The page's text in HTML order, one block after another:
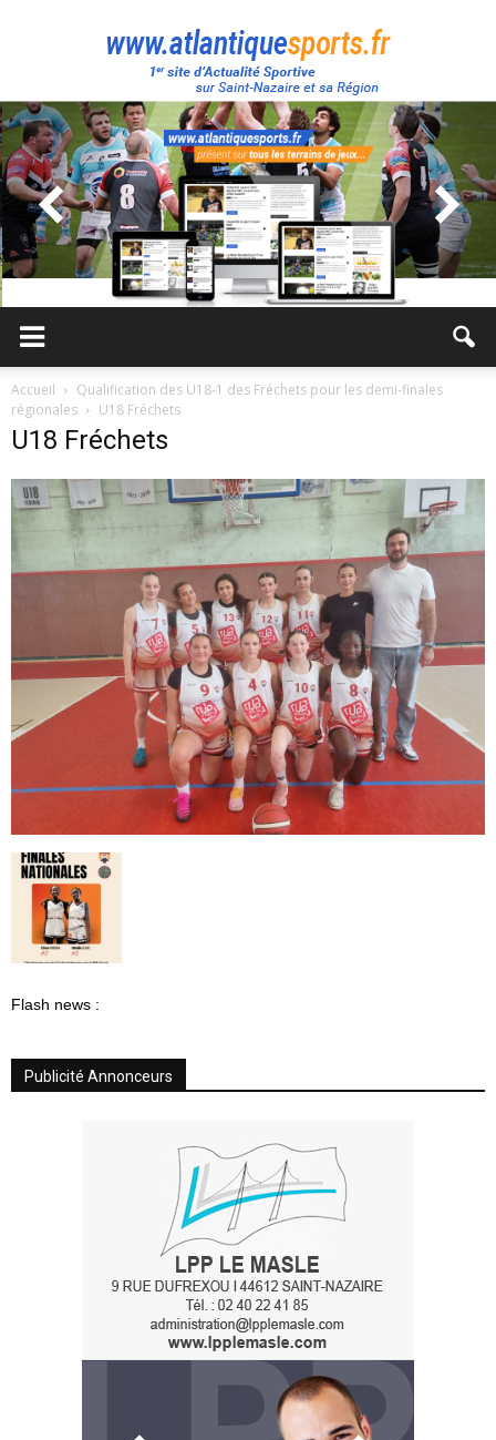
Atlantique
Sport
Accueil
Qualification des U18-1 des Fréchets pour les demi-finales
régionales
U18 Fréchets
U18 Fréchets
Flash news :
Publicité Annonceurs